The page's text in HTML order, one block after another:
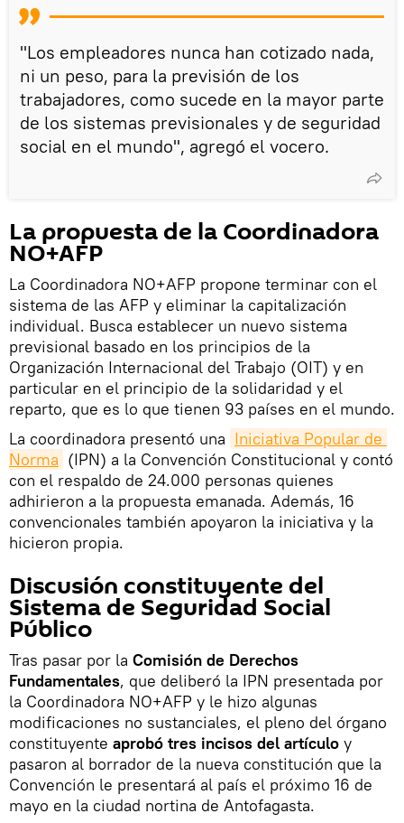
"Los empleadores nunca han cotizado nada,
ni un peso, para la previsión de los
trabajadores, como sucede en la mayor parte
de los sistemas previsionales y de seguridad
social en el mundo", agregó el vocero.
La propuesta de la Coordinadora
NO+AFP
La Coordinadora NO+AFP propone terminar con el
sistema de las AFP y eliminar la capitalización
individual. Busca establecer un nuevo sistema
previsional basado en los principios de la
Organización Internacional del Trabajo (OIT) y en
particular en el principio de la solidaridad y el
reparto, que es lo que tienen 93 países en el mundo.
La coordinadora presentó una Iniciativa Popular de
Norma (IPN) a la Convención Constitucional y contó
con el respaldo de 24.000 personas quienes
adhirieron a la propuesta emanada. Además, 16
convencionales también apoyaron la iniciativa y la
hicieron propia.
Discusión constituyente del
Sistema de Seguridad Social
Público
Tras pasar por la Comisión de Derechos
Fundamentales, que deliberó la IPN presentada por
la Coordinadora NO+AFP y le hizo algunas
modificaciones no sustanciales, el pleno del órgano
constituyente aprobó tres incisos del artículo y
pasaron al borrador de la nueva constitución que la
Convención le presentará al país el próximo 16 de
mayo en la ciudad nortina de Antofagasta.